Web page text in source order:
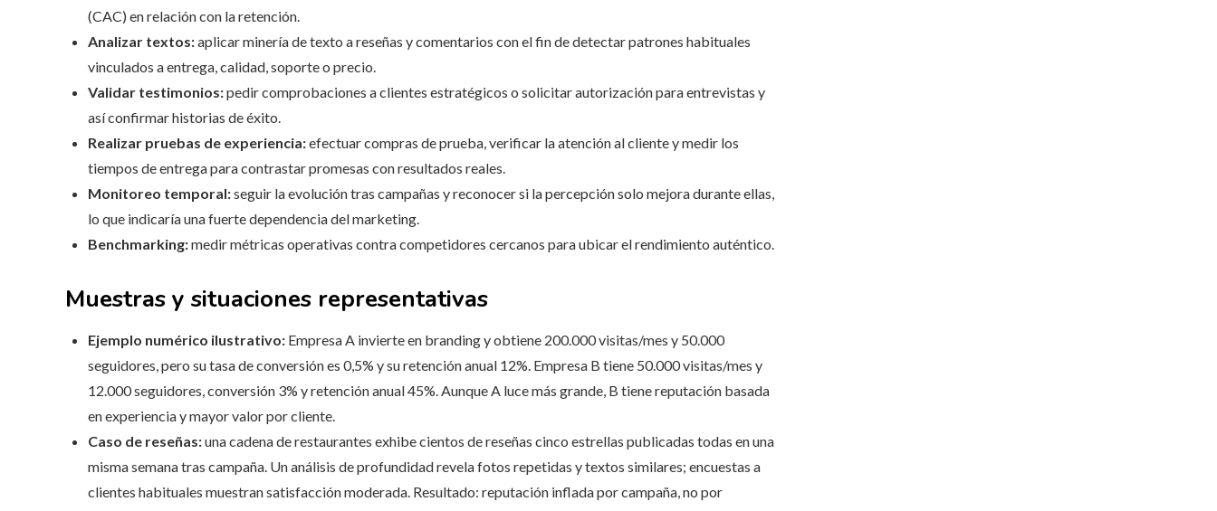
(CAC) en relación con la retención.
Analizar textos:aplicar minería de texto a reseñas y comentarios con el fin de detectar patrones habituales
vinculados a entrega, calidad, soporte o precio.
Validar testimonios:pedir comprobaciones a clientes estratégicos o solicitar autorización para entrevistas y
así confirmar historias de éxito.
Realizar pruebas de experiencia:efectuar compras de prueba, verificar la atención al cliente y medir los
tiempos de entrega para contrastar promesas con resultados reales.
Monitoreo temporal:seguir la evolución tras campañas y reconocer si la percepción solo mejora durante ellas,
lo que indicaría una fuerte dependencia del marketing.
Benchmarking:medir métricas operativas contra competidores cercanos para ubicar el rendimiento auténtico.
Muestras y situaciones representativas
Ejemplo numérico ilustrativo: Empresa A invierte en branding y obtiene 200.000 visitas/mes y 50.000
seguidores, pero su tasa de conversión es 0,5% y su retención anual 12%. Empresa B tiene 50.000 visitas/mes y
12.000 seguidores, conversión 3% y retención anual 45%. Aunque A luce más grande, B tiene reputación basada
en experiencia y mayor valor por cliente.
Caso de reseñas:una cadena de restaurantes exhibe cientos de reseñas cinco estrellas publicadas todas en una
misma semana tras campaña. Un análisis de profundidad revela fotos repetidas y textos similares; encuestas a
clientes habituales muestran satisfacción moderada. Resultado: reputación inflada por campaña, no por